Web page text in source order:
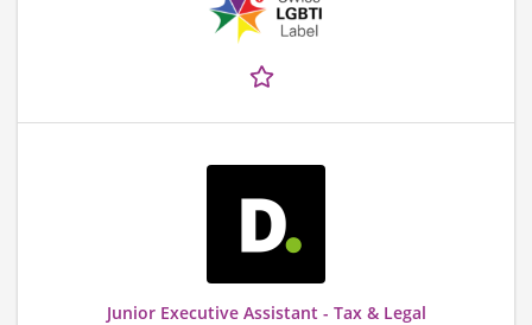
Junior Executive Assistant - Tax & Legal